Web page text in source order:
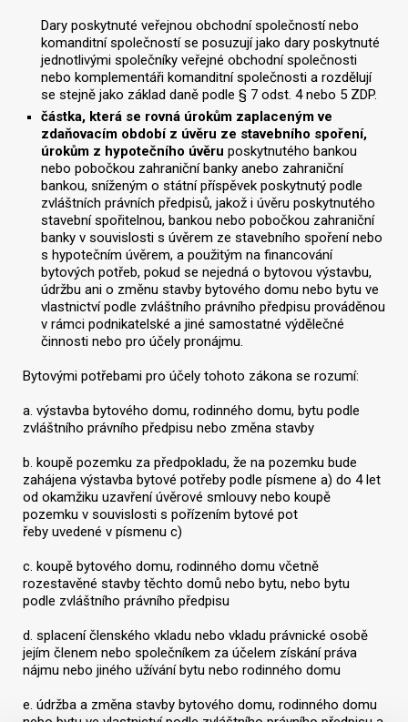
Dary poskytnuté veřejnou obchodní společností nebo
komanditní společností se posuzují jako dary poskytnuté
jednotlivými společníky veřejné obchodní společnosti
nebo komplementáři komanditní společnosti a rozdělují
se stejně jako základ daně podle § 7 odst. 4 nebo 5 ZDP.
částka, která se rovná úrokům zaplaceným ve
zdaňovacím období z úvěru ze stavebního spoření,
úrokům z hypotečního úvěru poskytnutého bankou
nebo pobočkou zahraniční banky anebo zahraniční
bankou, sníženým o státní příspěvek poskytnutý podle
zvláštních právních předpisů, jakož i úvěru poskytnutého
stavební spořitelnou, bankou nebo pobočkou zahraniční
banky v souvislosti s úvěrem ze stavebního spoření nebo
s hypotečním úvěrem, a použitým na financování
bytových potřeb, pokud se nejedná o bytovou výstavbu,
údržbu ani o změnu stavby bytového domu nebo bytu ve
vlastnictví podle zvláštního právního předpisu prováděnou
v rámci podnikatelské a jiné samostatné výdělečné
činnosti nebo pro účely pronájmu.
Bytovými potřebami pro účely tohoto zákona se rozumí:
a. výstavba bytového domu, rodinného domu, bytu podle
zvláštního právního předpisu nebo změna stavby
b. koupě pozemku za předpokladu, že na pozemku bude
zahájena výstavba bytové potřeby podle písmene a) do 4 let
od okamžiku uzavření úvěrové smlouvy nebo koupě
pozemku v souvislosti s pořízením bytové pot
řeby uvedené v písmenu c)
c. koupě bytového domu, rodinného domu včetně
rozestavěné stavby těchto domů nebo bytu, nebo bytu
podle zvláštního právního předpisu
d. splacení členského vkladu nebo vkladu právnické osobě
jejím členem nebo společníkem za účelem získání práva
nájmu nebo jiného užívání bytu nebo rodinného domu
e. údržba a změna stavby bytového domu, rodinného domu